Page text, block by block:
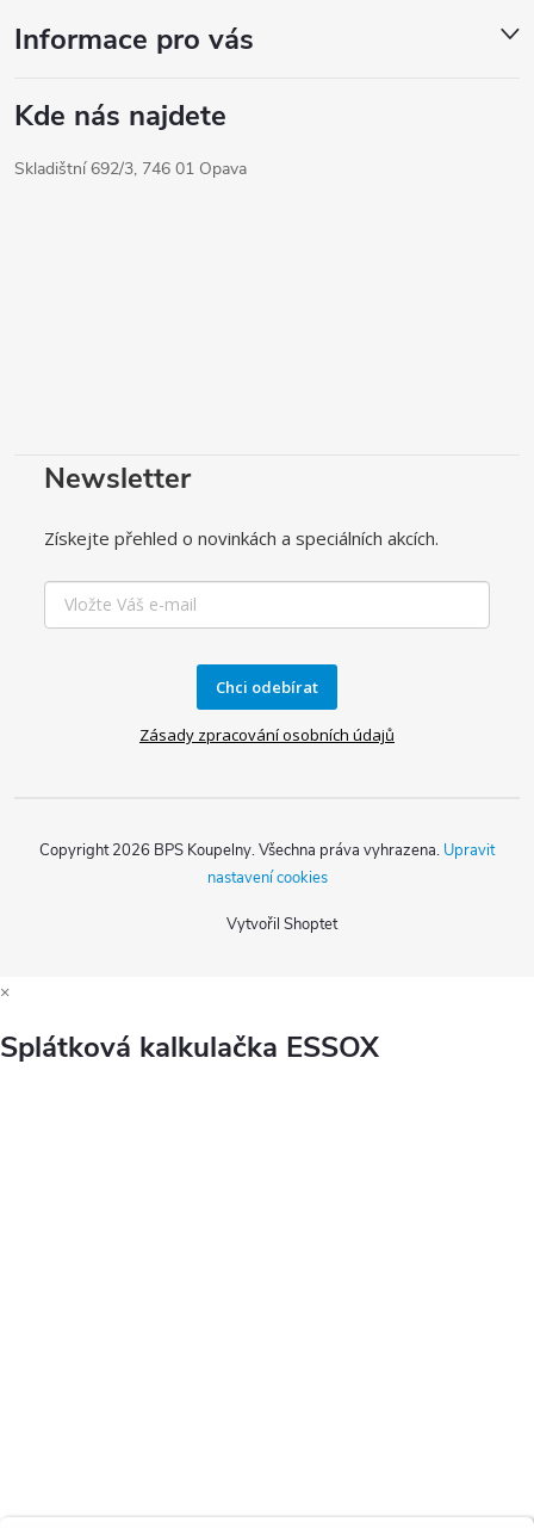
Informace pro vás
Kde nás najdete
Skladištní 692/3, 746 01 Opava
Newsletter
Získejte přehled o novinkách a speciálních akcích.
Chci odebírat
Zásady zpracování osobních údajů
Vytvořil Shoptet
Copyright 2026 BPS Koupelny. Všechna práva vyhrazena. Upravit
nastavení cookies
×
Splátková kalkulačka ESSOX